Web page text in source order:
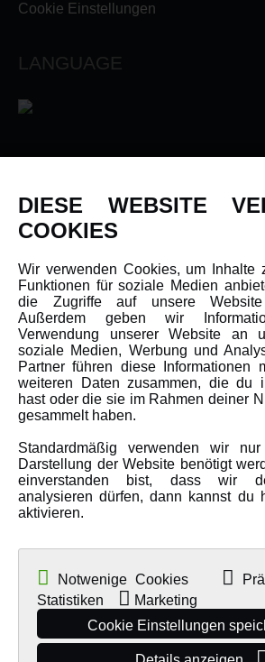
Cookie Einstellungen
LANGUAGE
Newsletter
Karriere
Amewi Kataloge
MEHR VON AMEWI
AMXRacing - Qualitäts RC-Zubehör
Malinos - Die kreative Seite von
Werden Sie Amewi Händler
Amewi B2B-Shop
DIESE WEBSITE
COOKIES
Wir verwenden Cookies, um Inhalte
Funktionen für soziale Medien
die Zugriffe auf unsere
Außerdem geben wir
Verwendung unserer Website an
soziale Medien, Werbung und
Partner führen diese Informationen
weiteren Daten zusammen, die du
hast oder die sie im Rahmen deiner
gesammelt haben.
Standardmäßig verwenden wir
Darstellung der Website benötigt
einverstanden bist, dass wir
analysieren dürfen, dann kannst du
aktivieren.
Notwenige Cookies
Statistiken
Marketing
Cookie Einstellungen